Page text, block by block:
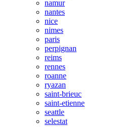
namur
nantes
nice
nimes
paris
perpignan
reims
rennes
roanne
ryazan
saint-brieuc
saint-etienne
seattle
selestat